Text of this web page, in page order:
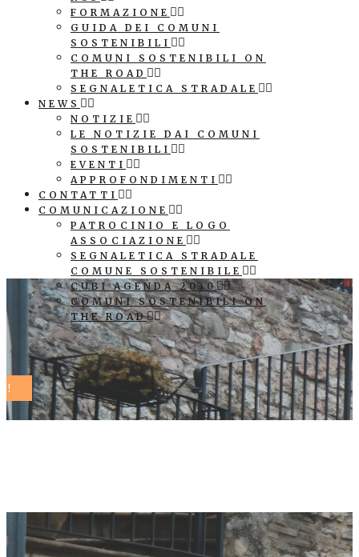
FORMAZIONE
GUIDA DEI COMUNI
SOSTENIBILI
COMUNI SOSTENIBILI ON
THE ROAD
SEGNALETICA STRADALE
NEWS
NOTIZIE
LE NOTIZIE DAI COMUNI
SOSTENIBILI
EVENTI
APPROFONDIMENTI
CONTATTI
COMUNICAZIONE
PATROCINIO E LOGO
ASSOCIAZIONE
SEGNALETICA STRADALE
COMUNE SOSTENIBILE
CUBI AGENDA 2030
COMUNI SOSTENIBILI ON
THE ROAD